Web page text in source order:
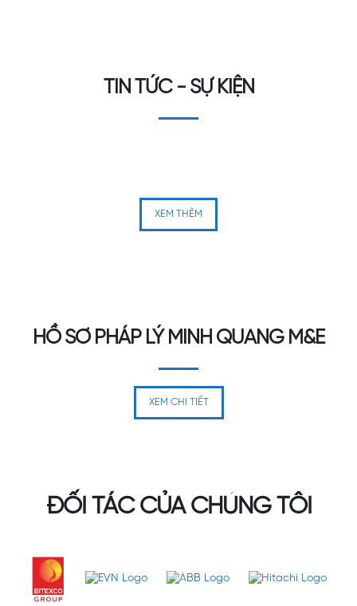
TIN TỨC - SỰ KIỆN
XEM THÊM
HỒ SƠ PHÁP LÝ MINH QUANG M&E
XEM CHI TIẾT
ĐỐI TÁC CỦA CHÚNG TÔI